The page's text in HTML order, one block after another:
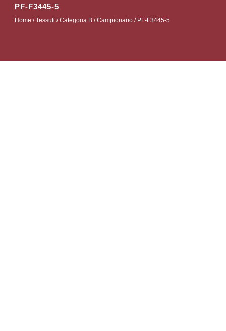
PF-F3445-5
Home /Tessuti /Categoria B /Campionario / PF-F3445-5